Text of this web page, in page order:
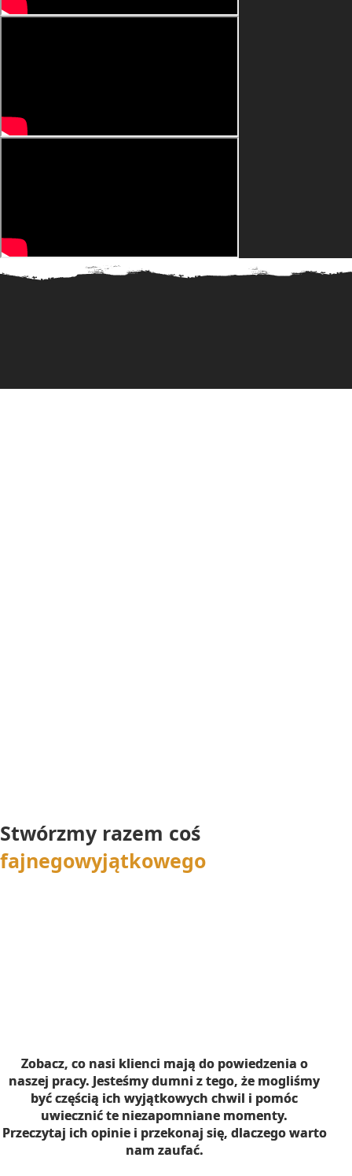
Stwórzmy razem coś
fajnegowyjątkowego
Zobacz, co nasi klienci mają do powiedzenia o
naszej pracy. Jesteśmy dumni z tego, że mogliśmy
być częścią ich wyjątkowych chwil i pomóc
uwiecznić te niezapomniane momenty.
Przeczytaj ich opinie i przekonaj się, dlaczego warto
nam zaufać.